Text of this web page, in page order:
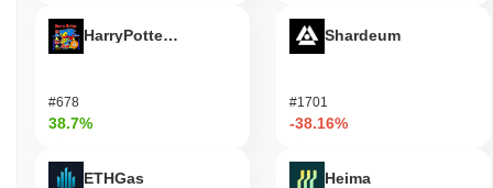
HarryPotterObamaSonic10Inu (ETH)
#678
38.7%
ETHGas
Shardeum
#1701
-38.16%
Heima